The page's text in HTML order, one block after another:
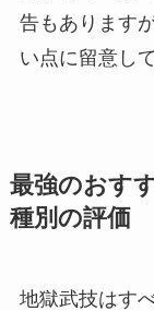
告もあります
い点に留意し
最強のおす
種別の評価
地獄武技はす